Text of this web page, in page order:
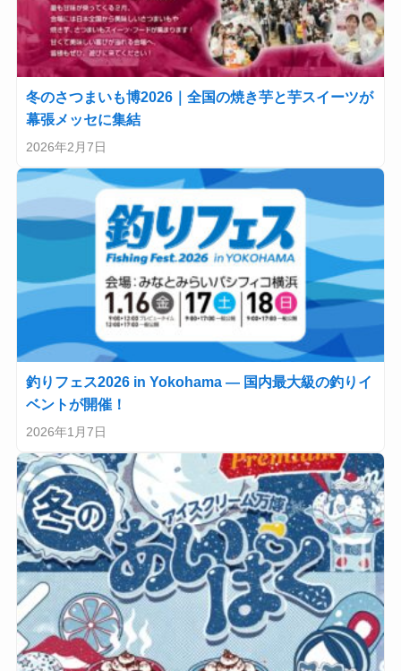
冬のさつまいも博2026｜全国の焼き芋と芋スイーツが
幕張メッセに集結
2026年2月7日
釣りフェス2026 in Yokohama — 国内最大級の釣りイ
ベントが開催！
2026年1月7日